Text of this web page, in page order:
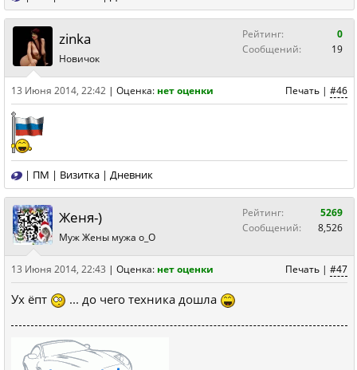
zinka
Новичок
Рейтинг:
0
Сообщений:
19
Печать | #46
13 Июня 2014, 22:42 | Оценка: нет оценки
| ПМ | Визитка | Дневник
Женя-)
Муж Жены мужа о_О
Рейтинг:
5269
Сообщений:
8,526
Печать | #47
13 Июня 2014, 22:43 | Оценка: нет оценки
Ух ёпт ... до чего техника дошла